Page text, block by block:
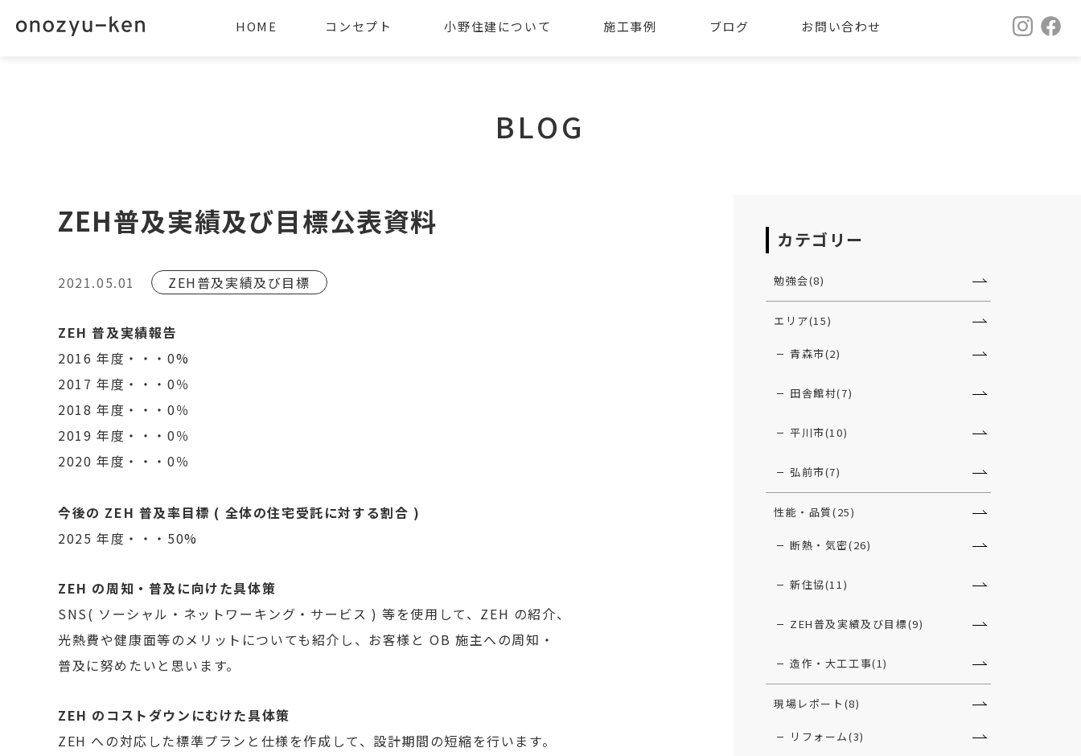
HOME コンセプト 小野住建について 施工事例 ブログ お問い合わせ
BLOG
ZEH普及実績及び目標公表資料
2021.05.01 ZEH普及実績及び目標
ZEH 普及実績報告
2016 年度・・・0%
2017 年度・・・0％
2018 年度・・・0％
2019 年度・・・0％
2020 年度・・・0％
今後の ZEH 普及率目標 ( 全体の住宅受託に対する割合 )
2025 年度・・・50%
ZEH の周知・普及に向けた具体策
SNS( ソーシャル・ネットワーキング・サービス ) 等を使用して、ZEH の紹介、
光熱費や健康面等のメリットについても紹介し、お客様と OB 施主への周知・
普及に努めたいと思います。
ZEH のコストダウンにむけた具体策
ZEH への対応した標準プランと仕様を作成して、設計期間の短縮を行います。
カテゴリー
勉強会(8)
エリア(15)
青森市(2)
田舎館村(7)
平川市(10)
弘前市(7)
性能・品質(25)
断熱・気密(26)
新住協(11)
ZEH普及実績及び目標(9)
造作・大工工事(1)
現場レポート(8)
リフォーム(3)